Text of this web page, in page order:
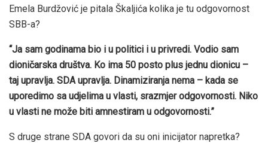
Emela Burdžović je pitala Škaljića kolika je tu odgovornost
SBB-a?
“Ja sam godinama bio i u politici i u privredi. Vodio sam
dioničarska društva. Ko ima 50 posto plus jednu dionicu –
taj upravlja. SDA upravlja. Dinamiziranja nema – kada se
uporedimo sa udjelima u vlasti, srazmjer odgovornosti. Niko
u vlasti ne može biti amnestiram u odgovornosti.”
S druge strane SDA govori da su oni inicijator napretka?